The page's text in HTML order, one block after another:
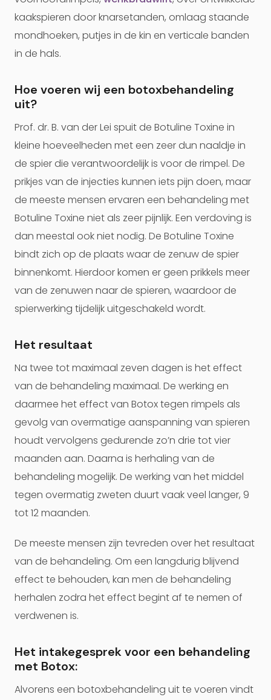
kaakspieren door knarsetanden, omlaag staande
mondhoeken, putjes in de kin en verticale banden
in de hals.
Hoe voeren wij een botoxbehandeling
uit?
Prof. dr. B. van der Lei spuit de Botuline Toxine in
kleine hoeveelheden met een zeer dun naaldje in
de spier die verantwoordelijk is voor de rimpel. De
prikjes van de injecties kunnen iets pijn doen, maar
de meeste mensen ervaren een behandeling met
Botuline Toxine niet als zeer pijnlijk. Een verdoving is
dan meestal ook niet nodig. De Botuline Toxine
bindt zich op de plaats waar de zenuw de spier
binnenkomt. Hierdoor komen er geen prikkels meer
van de zenuwen naar de spieren, waardoor de
spierwerking tijdelijk uitgeschakeld wordt.
Het resultaat
Na twee tot maximaal zeven dagen is het effect
van de behandeling maximaal. De werking en
daarmee het effect van Botox tegen rimpels als
gevolg van overmatige aanspanning van spieren
houdt vervolgens gedurende zo’n drie tot vier
maanden aan. Daarna is herhaling van de
behandeling mogelijk. De werking van het middel
tegen overmatig zweten duurt vaak veel langer, 9
tot 12 maanden.
De meeste mensen zijn tevreden over het resultaat
van de behandeling. Om een langdurig blijvend
effect te behouden, kan men de behandeling
herhalen zodra het effect begint af te nemen of
verdwenen is.
Het intakegesprek voor een behandeling
met Botox:
Alvorens een botoxbehandeling uit te voeren vindt